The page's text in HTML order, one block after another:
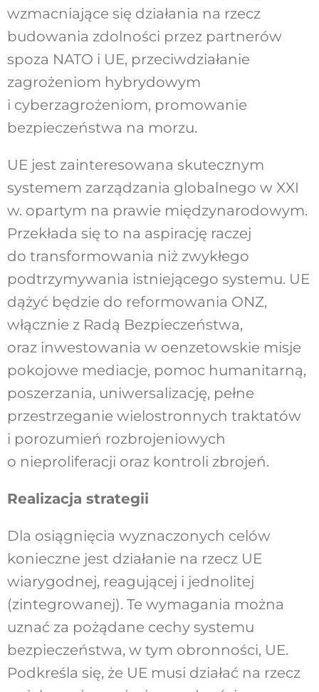
wzmacniające się działania na rzecz
budowania zdolności przez partnerów
spoza NATO i UE, przeciwdziałanie
zagrożeniom hybrydowym
i cyberzagrożeniom, promowanie
bezpieczeństwa na morzu.
UE jest zainteresowana skutecznym
systemem zarządzania globalnego w XXI
w. opartym na prawie międzynarodowym.
Przekłada się to na aspirację raczej
do transformowania niż zwykłego
podtrzymywania istniejącego systemu. UE
dążyć będzie do reformowania ONZ,
włącznie z Radą Bezpieczeństwa,
oraz inwestowania w oenzetowskie misje
pokojowe mediacje, pomoc humanitarną,
poszerzania, uniwersalizację, pełne
przestrzeganie wielostronnych traktatów
i porozumień rozbrojeniowych
o nieproliferacji oraz kontroli zbrojeń.
Realizacja strategii
Dla osiągnięcia wyznaczonych celów
konieczne jest działanie na rzecz UE
wiarygodnej, reagującej i jednolitej
(zintegrowanej). Te wymagania można
uznać za pożądane cechy systemu
bezpieczeństwa, w tym obronności, UE.
Podkreśla się, że UE musi działać na rzecz